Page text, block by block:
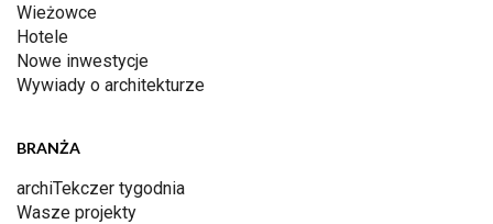
Wieżowce
Hotele
Nowe inwestycje
Wywiady o architekturze
BRANŻA
archiTekczer tygodnia
Wasze projekty